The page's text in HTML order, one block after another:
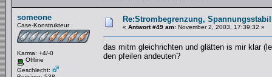
Games powerd by Razer Boomslang 2100
someone
Case-Konstrukteur
Karma: +4/-0
Offline
Geschlecht:
Re:Strombegrenzung,
« Antwort #49 am: November 2, 2003, 17:39:32 »
das mitm gleichrichten und glätten is mir klar
den pfeilen andeuten?